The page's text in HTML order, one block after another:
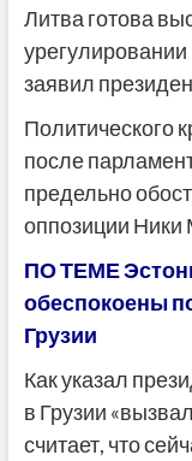
Литва готова
урегулировании
заявил
Политического
после
предельно
оппозиции Ники
ПО ТЕМЕ
обеспокоены
Грузии
Как указал
в Грузии
считает, что